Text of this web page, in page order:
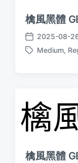
檎風黑體
发
布
2025-08-
标
Medium,
檎風黑體